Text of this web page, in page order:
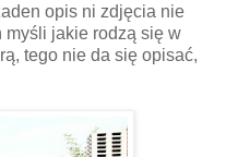
opis ni zdjęcia nie
myśli jakie rodzą się w
tego nie da się opisać,